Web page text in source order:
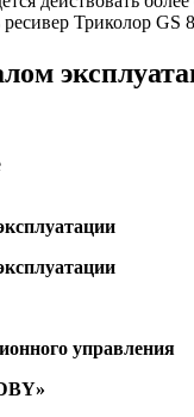
Триколор GS
управления